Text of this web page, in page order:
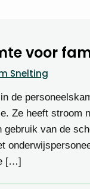
voor
Snelting
de
Ze heeft stroom
gebruik van de
[…]